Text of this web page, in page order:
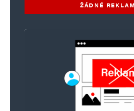
ŽÁDNÉ